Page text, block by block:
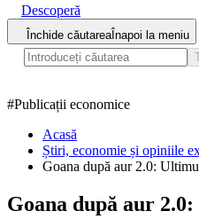
Descoperă
Închide căutareaÎnapoi la meniu
#Publicații economice
Acasă
Știri, economie și opiniile
Goana după aur 2.0:
Goana după aur